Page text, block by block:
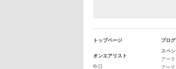
トップページ
オンエアリスト
昨日
プロ
スペ
アー
アー